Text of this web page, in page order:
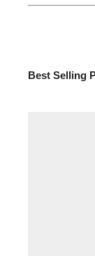
Best Selling